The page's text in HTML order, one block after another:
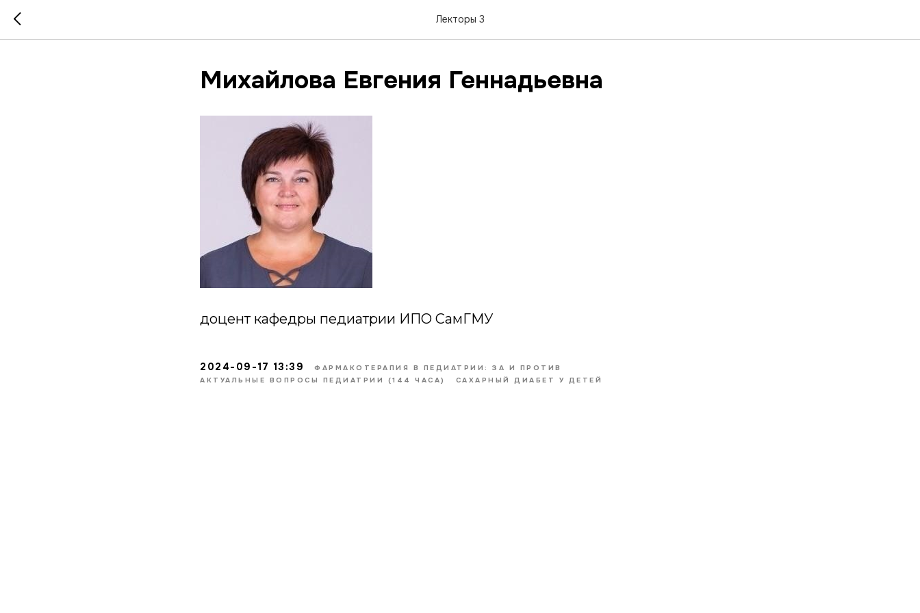
Лекторы 3
Михайлова Евгения Геннадьевна
доцент кафедры педиатрии ИПО СамГМУ
2024-09-17 13:39
ФАРМАКОТЕРАПИЯ В ПЕДИАТРИИ: ЗА И ПРОТИВ
АКТУАЛЬНЫЕ ВОПРОСЫ ПЕДИАТРИИ (144 ЧАСА)
САХАРНЫЙ ДИАБЕТ У ДЕТЕЙ